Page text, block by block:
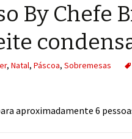
By Chefe
, Natal, Páscoa, Sobremesas
aproximadamente 6